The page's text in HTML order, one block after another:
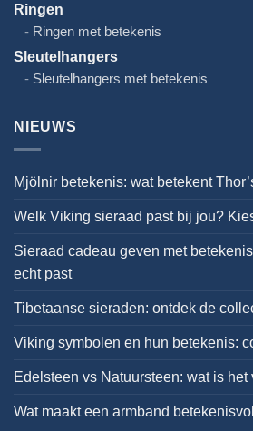
Ringen
Ringen met betekenis
Sleutelhangers
Sleutelhangers met betekenis
NIEUWS
Mjölnir betekenis: wat betekent
Welk Viking sieraad past bij jou?
Sieraad cadeau geven met
echt past
Tibetaanse sieraden: ontdek de
Viking symbolen en hun betekenis:
Edelsteen vs Natuursteen: wat is het
Wat maakt een armband